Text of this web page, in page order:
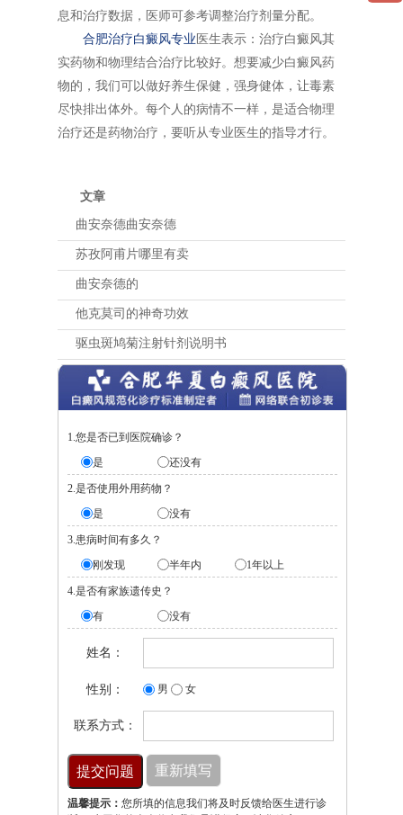
息和治疗数据，医师可参考调整治疗剂量分配。
合肥治疗白癜风专业 医生表示：治疗白癜风其
实药物和物理结合治疗比较好。想要减少白癜风药
物的，我们可以做好养生保健，强身健体，让毒素
尽快排出体外。每个人的病情不一样，是适合物理
治疗还是药物治疗，要听从专业医生的指导才行。
文章
曲安奈德曲安奈德
苏孜阿甫片哪里有卖
曲安奈德的
他克莫司的神奇功效
驱虫斑鸠菊注射针剂说明书
1.您是否已到医院确诊？
是
还没有
2.是否使用外用药物？
是
没有
3.患病时间有多久？
刚发现
半年内 1年以上
4.是否有家族遗传史？
有
没有
姓名：
性别： 男 女
联系方式：
温馨提示： 您所填的信息我们将及时反馈给医生进行诊